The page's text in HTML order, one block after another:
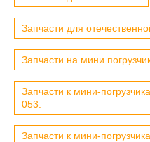
Запчасти для
Запчасти на мини
Запчасти к мини-
053.
Запчасти к мини-